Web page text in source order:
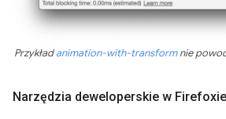
Przykładanimation-with-transformnie
Narzędzia deweloperskie w Firefoxie